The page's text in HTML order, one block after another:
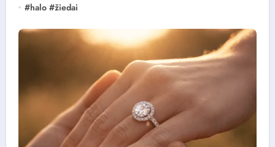
#halo #žiedai